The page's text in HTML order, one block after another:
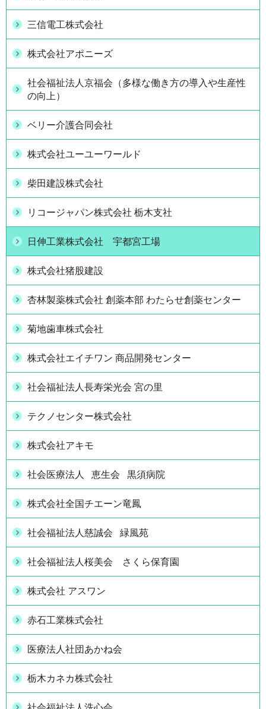
三信電工株式会社
株式会社アポニーズ
社会福祉法人京福会（多様な働き方の導入や生産性
の向上）
ベリー介護合同会社
株式会社ユーユーワールド
柴田建設株式会社
リコージャパン株式会社 栃木支社
日伸工業株式会社 宇都宮工場
株式会社猪股建設
杏林製薬株式会社 創薬本部 わたらせ創薬センター
菊地歯車株式会社
株式会社エイチワン 商品開発センター
社会福祉法人長寿栄光会 宮の里
テクノセンター株式会社
株式会社アキモ
社会医療法人 恵生会 黒須病院
株式会社全国チエーン竜鳳
社会福祉法人慈誠会 緑風苑
社会福祉法人桜美会 さくら保育園
株式会社 アスワン
赤石工業株式会社
医療法人社団あかね会
栃木カネカ株式会社